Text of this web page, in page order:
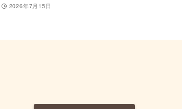
2026年7月15日